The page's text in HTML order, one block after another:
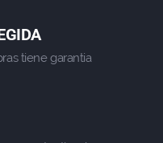
tiene garantia